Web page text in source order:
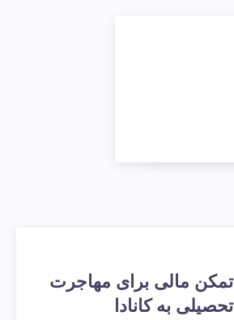
تمکن مالی برای مهاجرت
تحصیلی به کانادا